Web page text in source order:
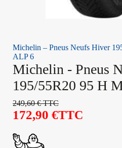
Michelin – Pneus Neufs Hiver
ALP 6
Michelin - Pneus
195/55R20 95 H
249,60€TTC
172,90 €TTC